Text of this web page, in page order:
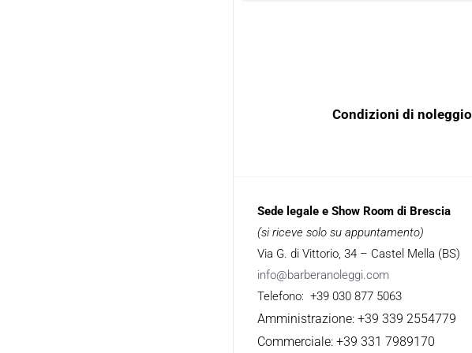
Condizioni di noleggio
Sede legale e Show Room di Brescia
(si riceve solo su appuntamento)
Via G. di Vittorio, 34 – Castel Mella (BS)
info@barberanoleggi.com
Telefono: +39 030 877 5063
Amministrazione: +39 339 2554779
Commerciale: +39 331 7989170